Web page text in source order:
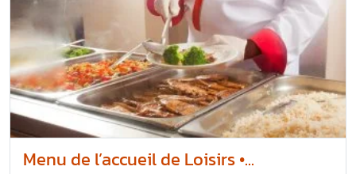
Menu de l’accueil de Loisirs •...